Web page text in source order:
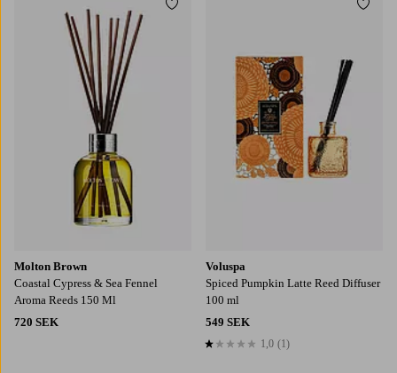
Molton Brown
Coastal Cypress & Sea Fennel
Aroma Reeds 150 Ml
720 SEK
Lägg till i favoriter
Voluspa
Spiced Pumpkin Latte Reed Diffuser
100 ml
549 SEK
1,0 baserat på 1 st betyg
1,0 (1)